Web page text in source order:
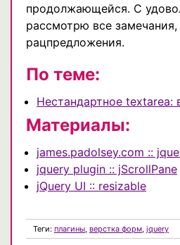
продолжающейся. С
рассмотрю все
рацпредложения.
По теме:
Нестандартное textarea:
Материалы:
james.padolsey.com ::
jquery plugin :: jScrollPane
jQuery UI :: resizable
Теги: плагины, верстка форм, jquery